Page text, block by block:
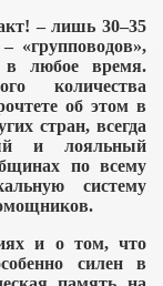
– лишь 30–35
– «групповодов»,
любое время.
количества
об этом в
стран, всегда
и лояльный
по всему
систему
и о том, что
силен в